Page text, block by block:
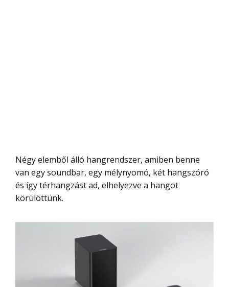
Négy elemből álló hangrendszer, amiben benne
van egy soundbar, egy mélynyomó, két hangszóró
és így térhangzást ad, elhelyezve a hangot
körülöttünk.